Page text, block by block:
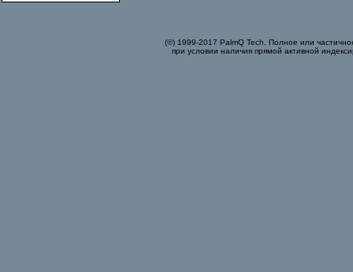
(©) 1999-2017 PalmQ Tech. Полное или
при условии наличия прямой активной